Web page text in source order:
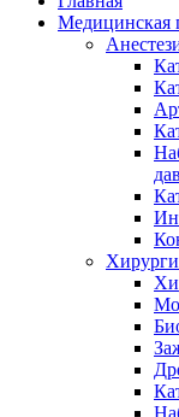
Медицинская